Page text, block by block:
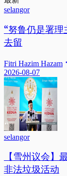
selangor
“努鲁仍是署
去留
Fitri Hazim Hazam
2026-08-07
selangor
【雪州议会】
非法垃圾活动